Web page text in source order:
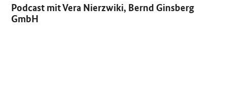
Podcast mit Vera Nierzwiki, Bernd Ginsberg
GmbH